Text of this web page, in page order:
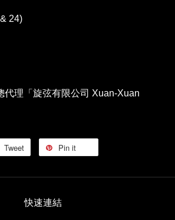
24)
代理「旋弦有限公司 Xuan-Xuan
Tweet Pin it
快速連結